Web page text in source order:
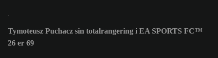
Tymoteusz Puchacz sin totalrangering i EA SPORTS FC™
26 er 69